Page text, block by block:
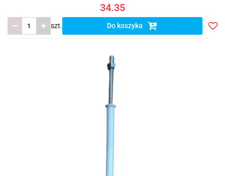
34.35
szt. Do koszyka